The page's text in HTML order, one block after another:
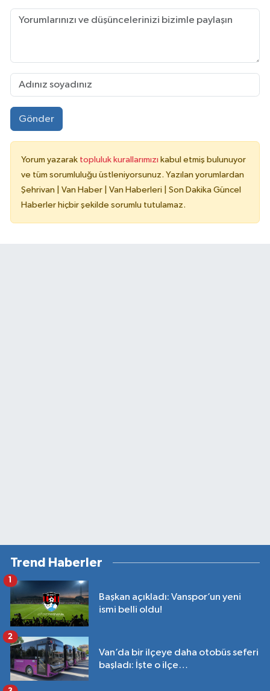
Gönder
Yorum yazarak topluluk kurallarımızı kabul etmiş bulunuyor
ve tüm sorumluluğu üstleniyorsunuz. Yazılan yorumlardan
Şehrivan | Van Haber | Van Haberleri | Son Dakika Güncel
Haberler hiçbir şekilde sorumlu tutulamaz.
Trend Haberler
Başkan açıkladı: Vanspor’un yeni
ismi belli oldu!
1
Van’da bir ilçeye daha otobüs seferi
başladı: İşte o ilçe…
2